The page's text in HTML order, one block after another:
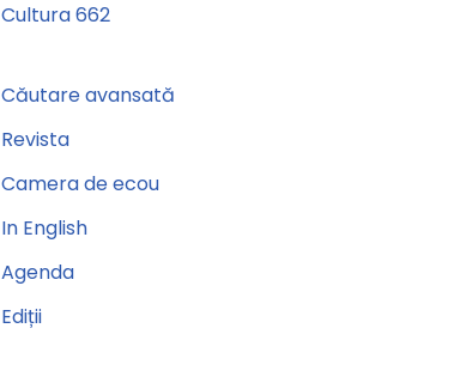
Cultura 662
Căutare avansată
Revista
Camera de ecou
In English
Agenda
Ediții